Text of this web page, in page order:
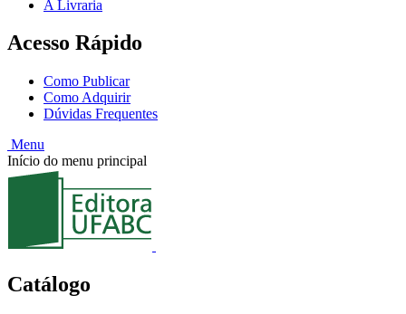
A Livraria
Acesso Rápido
Como Publicar
Como Adquirir
Dúvidas Frequentes
Menu
Início do menu principal
Catálogo